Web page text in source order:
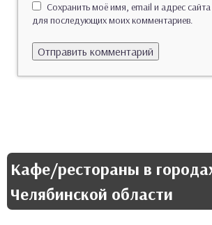
Сохранить моё имя, email и адрес сайта
для последующих моих комментариев.
Кафе/рестораны в
Челябинской области